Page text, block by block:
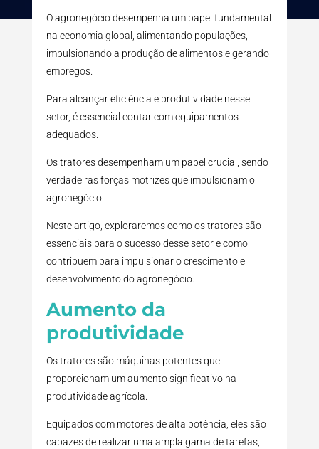
O agronegócio desempenha um papel fundamental
na economia global, alimentando populações,
impulsionando a produção de alimentos e gerando
empregos.
Para alcançar eficiência e produtividade nesse
setor, é essencial contar com equipamentos
adequados.
Os tratores desempenham um papel crucial, sendo
verdadeiras forças motrizes que impulsionam o
agronegócio.
Neste artigo, exploraremos como os tratores são
essenciais para o sucesso desse setor e como
contribuem para impulsionar o crescimento e
desenvolvimento do agronegócio.
Aumento da
produtividade
Os tratores são máquinas potentes que
proporcionam um aumento significativo na
produtividade agrícola.
Equipados com motores de alta potência, eles são
capazes de realizar uma ampla gama de tarefas,